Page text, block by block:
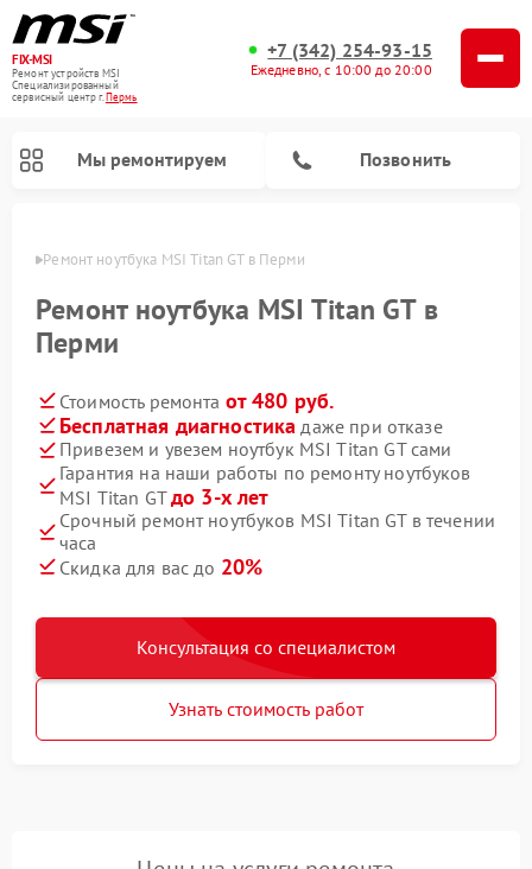
FIX-MSI
Ремонт устройств MSI
Специализированный
cервисный центр г.Пермь
+7 (342) 254-93-15
Ежедневно, с 10:00 до 20:00
Мы ремонтируем Позвонить
Ремонт ноутбука MSI Titan GT в Перми
Ремонт ноутбука MSI Titan GT в
Перми
Стоимость ремонта от 480 руб.
Бесплатная диагностика даже при отказе
Привезем и увезем ноутбук MSI Titan GT сами
Гарантия на наши работы по ремонту ноутбуков
MSI Titan GTдо 3-х лет
Срочный ремонт ноутбуков MSI Titan GT в течении
часа
Скидка для вас до 20%
Консультация со специалистом
Узнать стоимость работ